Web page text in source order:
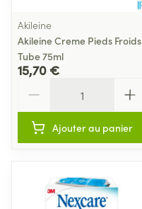
Akileine
Akileine Creme Pieds Froids
Tube 75ml
15,70 €
Ajouter au panier